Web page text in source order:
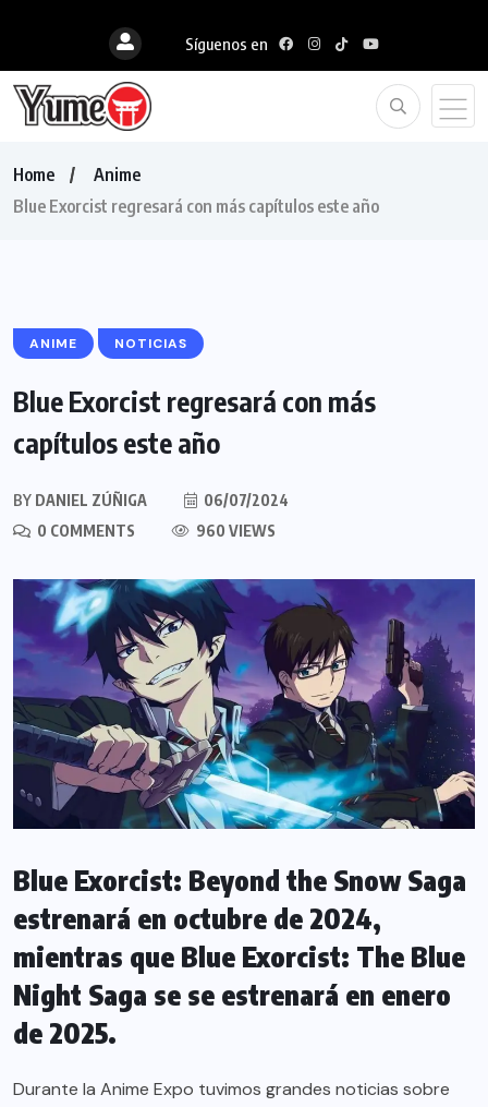
Síguenos en
Home
Anime
Blue Exorcist regresará con más capítulos este año
ANIME NOTICIAS
Blue Exorcist regresará con más
capítulos este año
BY DANIEL ZÚÑIGA
06/07/2024
0 COMMENTS
960 VIEWS
Blue Exorcist: Beyond the Snow Saga
estrenará en octubre de 2024,
mientras que Blue Exorcist: The Blue
Night Saga se se estrenará en enero
de 2025.
Durante la Anime Expo tuvimos grandes noticias sobre